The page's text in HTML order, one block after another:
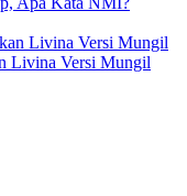
Livina Versi Mungil